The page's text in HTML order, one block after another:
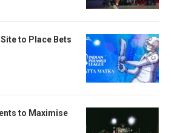
Site to Place Bets
to Maximise